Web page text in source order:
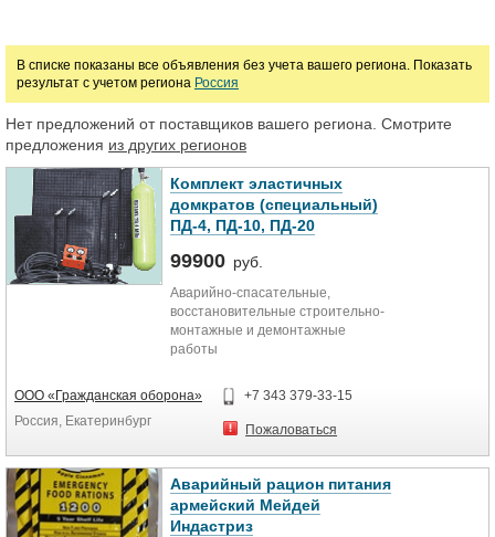
Цена
руб.
В списке показаны все объявления без учета вашего региона. Показать
результат с учетом региона Россия
Нет предложений от поставщиков вашего региона. Смотрите
предложения из других регионов
Комплект эластичных
домкратов (специальный)
ПД-4, ПД-10, ПД-20
99900 руб.
Аварийно-спасательные,
восстановительные строительно-
монтажные и демонтажные
работы
Особенности
Включает: пневмодомкраты
ПД-10 и ПД-20 по 2 шт. (
Специальный М - по 1 шт.), пульт
управления, баллон (7л, 29,4 МПа),
ООО «Гражданская оборона»
Россия, Екатеринбург
+7 343 379-33-15
Пожаловаться
Аварийный рацион питания
армейский Мейдей
Индастриз